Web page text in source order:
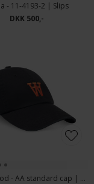
- 11-4193-2 | Slips
DKK 500,-
Wood Wood - AA standard cap | Kasket Black